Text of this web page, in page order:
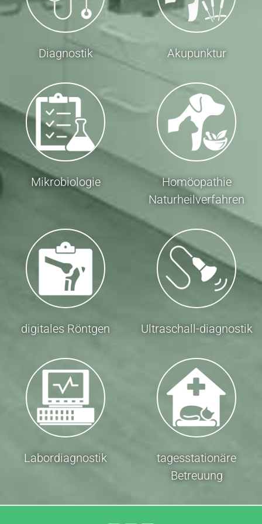
Diagnostik Akupunktur
Mikrobiologie
Homöopathie
Naturheilverfahren
digitales Röntgen Ultraschall-diagnostik
Labordiagnostik
tagesstationäre
Betreuung